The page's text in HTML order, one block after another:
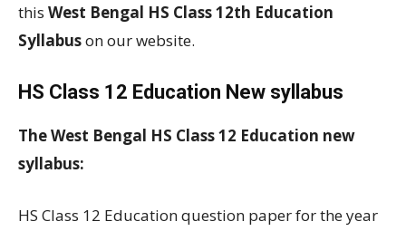
this West Bengal HS Class 12th Education
Syllabuson our website.
HS Class 12 Education New syllabus
The West Bengal HS Class 12 Education new
syllabus:
HS Class 12 Education question paper for the year